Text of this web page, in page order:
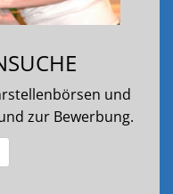
und
zur Bewerbung.